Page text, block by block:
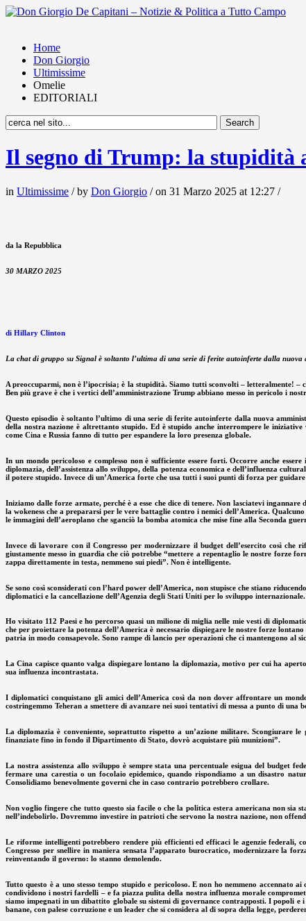
Home
Don Giorgio
Ultimissime
Omelie
EDITORIALI
Il segno di Trump: la stupidità
in Ultimissime / by Don Giorgio / on 31 Marzo 2025 at 12:27 /
da la Repubblica
30 MARZO 2025
di Hillary Clinton
La chat di gruppo su Signal è soltanto l’ultima di una serie di ferite autoinferte dalla nuova
A preoccuparmi, non è l’ipocrisia; è la stupidità. Siamo tutti sconvolti – letteralmente!
Ben più grave è che i vertici dell’amministrazione Trump abbiano messo in pericolo i
Questo episodio è soltanto l’ultimo di una serie di ferite autoinferte dalla nuova
della nostra nazione è altrettanto stupido. Ed è stupido anche interrompere le
come Cina e Russia fanno di tutto per espandere la loro presenza globale.
In un mondo pericoloso e complesso non è sufficiente essere forti. Occorre anche
diplomazia, dell’assistenza allo sviluppo, della potenza economica e dell’influenza
il potere stupido. Invece di un’America forte che usa tutti i suoi punti di forza per
Iniziamo dalle forze armate, perché è a esse che dice di tenere. Non lasciatevi
la wokeness che a prepararsi per le vere battaglie contro i nemici dell’America.
le immagini dell’aeroplano che sganciò la bomba atomica che mise fine alla Seconda
Invece di lavorare con il Congresso per modernizzare il budget dell’esercito così
giustamente messo in guardia che ciò potrebbe “mettere a repentaglio le nostre forze
zappa direttamente in testa, nemmeno sui piedi”. Non è intelligente.
Se sono così sconsiderati con l’hard power dell’America, non stupisce che stiano
diplomatici e la cancellazione dell’Agenzia degli Stati Uniti per lo sviluppo
Ho visitato 112 Paesi e ho percorso quasi un milione di miglia nelle mie vesti di
che per proiettare la potenza dell’America è necessario dispiegare le nostre forze
patria in modo consapevole. Sono rampe di lancio per operazioni che ci mantengono al
La Cina capisce quanto valga dispiegare lontano la diplomazia, motivo per cui ha
sua influenza incontrastata.
I diplomatici conquistano gli amici dell’America così da non dover affrontare un
costringemmo Teheran a smettere di avanzare nei suoi tentativi di messa a punto di
La diplomazia è conveniente, soprattutto rispetto a un’azione militare. Scongiurare
finanziate fino in fondo il Dipartimento di Stato, dovrò acquistare più munizioni”.
La nostra assistenza allo sviluppo è sempre stata una percentuale esigua del budget
fermare una carestia o un focolaio epidemico, quando rispondiamo a un disastro
Consolidiamo benevolmente governi che in caso contrario potrebbero crollare.
Non voglio fingere che tutto questo sia facile o che la politica estera americana non
nell’indebolirlo. Dovremmo investire in patrioti che servono la nostra nazione, non
Le riforme intelligenti potrebbero rendere più efficienti ed efficaci le agenzie federali,
Congresso per snellire in maniera sensata l’apparato burocratico, modernizzare la
reinventando il governo: lo stanno demolendo.
Tutto questo è a uno stesso tempo stupido e pericoloso. E non ho nemmeno
condividono i nostri fardelli – e fa piazza pulita della nostra influenza morale
siamo impegnati in un dibattito globale su sistemi di governance contrapposti. I popoli e
banane, con palese corruzione e un leader che si considera al di sopra della legge,